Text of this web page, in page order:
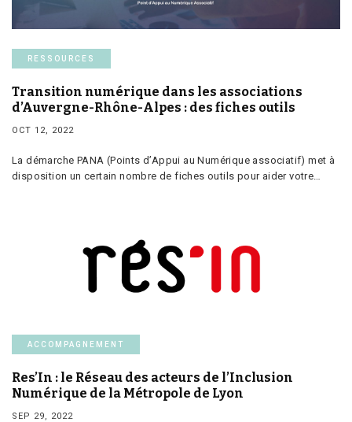
RESSOURCES
Transition numérique dans les associations
d’Auvergne-Rhône-Alpes : des fiches outils
OCT 12, 2022
La démarche PANA (Points d’Appui au Numérique associatif) met à
disposition un certain nombre de fiches outils pour aider votre…
ACCOMPAGNEMENT
Res’In : le Réseau des acteurs de l’Inclusion
Numérique de la Métropole de Lyon
SEP 29, 2022